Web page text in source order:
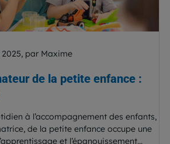
par Maxime
de la petite enfance :
à l’accompagnement des enfants,
de la petite enfance occupe une
et l’épanouissement...